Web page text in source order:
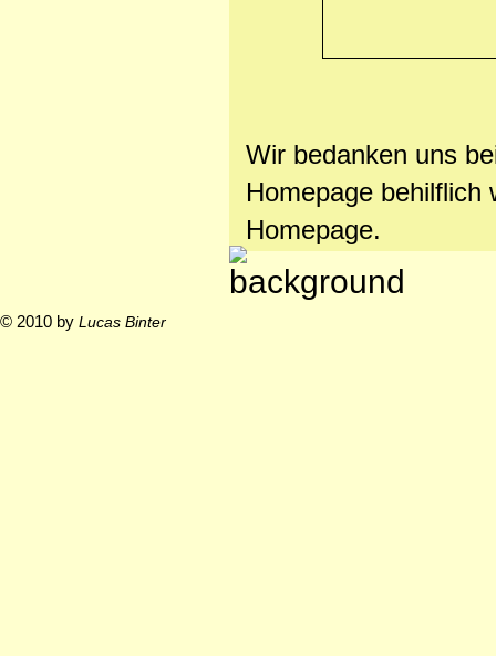
Wir bedanken uns
Homepage
Homepage.
© 2010 by Lucas Binter